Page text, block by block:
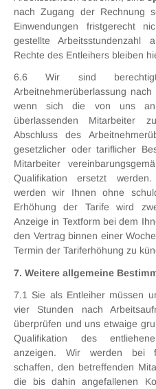
nach Zugang der Rechnung
Einwendungen fristgerecht
gestellte Arbeitsstundenzahl
Rechte des Entleihers bleiben
6.6 Wir sind
Arbeitnehmerüberlassung
wenn sich die von uns
überlassenden Mitarbeiter
Abschluss des
gesetzlicher oder tariflicher
Mitarbeiter
Qualifikation ersetzt werden.
werden wir Ihnen ohne
Erhöhung der Tarife wird
Anzeige in Textform bei dem
den Vertrag binnen einer
Termin der Tariferhöhung zu
7. Weitere allgemeine
7.1 Sie als Entleiher müssen
vier Stunden nach
überprüfen und uns etwaige
Qualifikation des
anzeigen. Wir werden bei
schaffen, den betreffenden
die bis dahin angefallenen